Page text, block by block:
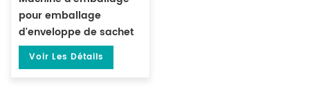
pour emballage
d'enveloppe de sachet
de thé avec enveloppe
extérieure DL-LSDP-XBW
Voir Les Détails